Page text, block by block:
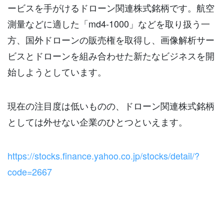
ービスを手がけるドローン関連株式銘柄です。航空
測量などに適した「md4-1000」などを取り扱う一
方、国外ドローンの販売権を取得し、画像解析サー
ビスとドローンを組み合わせた新たなビジネスを開
始しようとしています。
現在の注目度は低いものの、ドローン関連株式銘柄
としては外せない企業のひとつといえます。
https://stocks.finance.yahoo.co.jp/stocks/detail/?
code=2667